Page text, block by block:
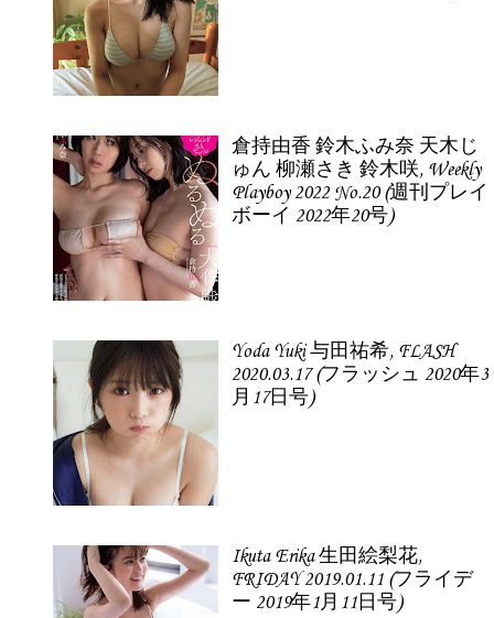
倉持由香 鈴木ふみ奈 天木じ
ゅん 柳瀬さき 鈴木咲, Weekly
Playboy 2022 No.20 (週刊プレイ
ボーイ 2022年20号)
Yoda Yuki 与田祐希, FLASH
2020.03.17 (フラッシュ 2020年3
月17日号)
Ikuta Erika 生田絵梨花,
FRIDAY 2019.01.11 (フライデ
ー 2019年1月11日号)